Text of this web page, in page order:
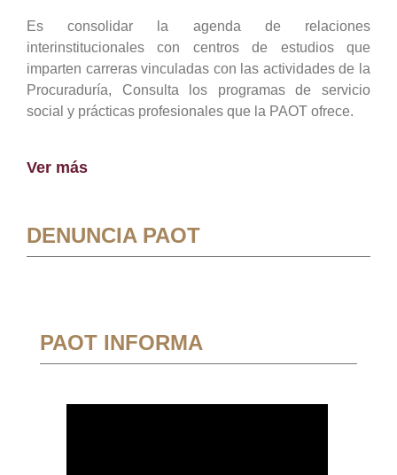
Es consolidar la agenda de relaciones
interinstitucionales con centros de estudios que
imparten carreras vinculadas con las actividades de la
Procuraduría, Consulta los programas de servicio
social y prácticas profesionales que la PAOT ofrece.
Ver más
DENUNCIA PAOT
PAOT INFORMA